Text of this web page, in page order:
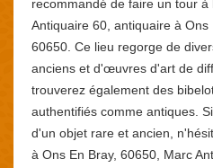
recommandé de faire un tour
Antiquaire 60, antiquaire à Ons
60650. Ce lieu regorge de
anciens et d'œuvres d'art de
trouverez également des
authentifiés comme antiques.
d'un objet rare et ancien,
à Ons En Bray, 60650, Marc